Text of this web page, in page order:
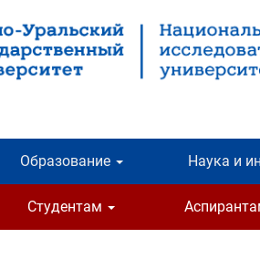
Образование Наука и
Студентам